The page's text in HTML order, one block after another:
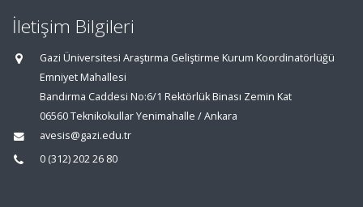
İletişim Bilgileri
Gazi Üniversitesi Araştırma Geliştirme Kurum Koordinatörlüğü
Emniyet Mahallesi
Bandırma Caddesi No:6/1 Rektörlük Binası Zemin Kat
06560 Teknikokullar Yenimahalle / Ankara
avesis@gazi.edu.tr
0 (312) 202 26 80